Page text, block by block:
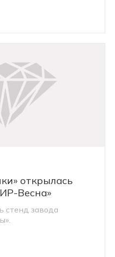
открылась
Весна»
стенд завода